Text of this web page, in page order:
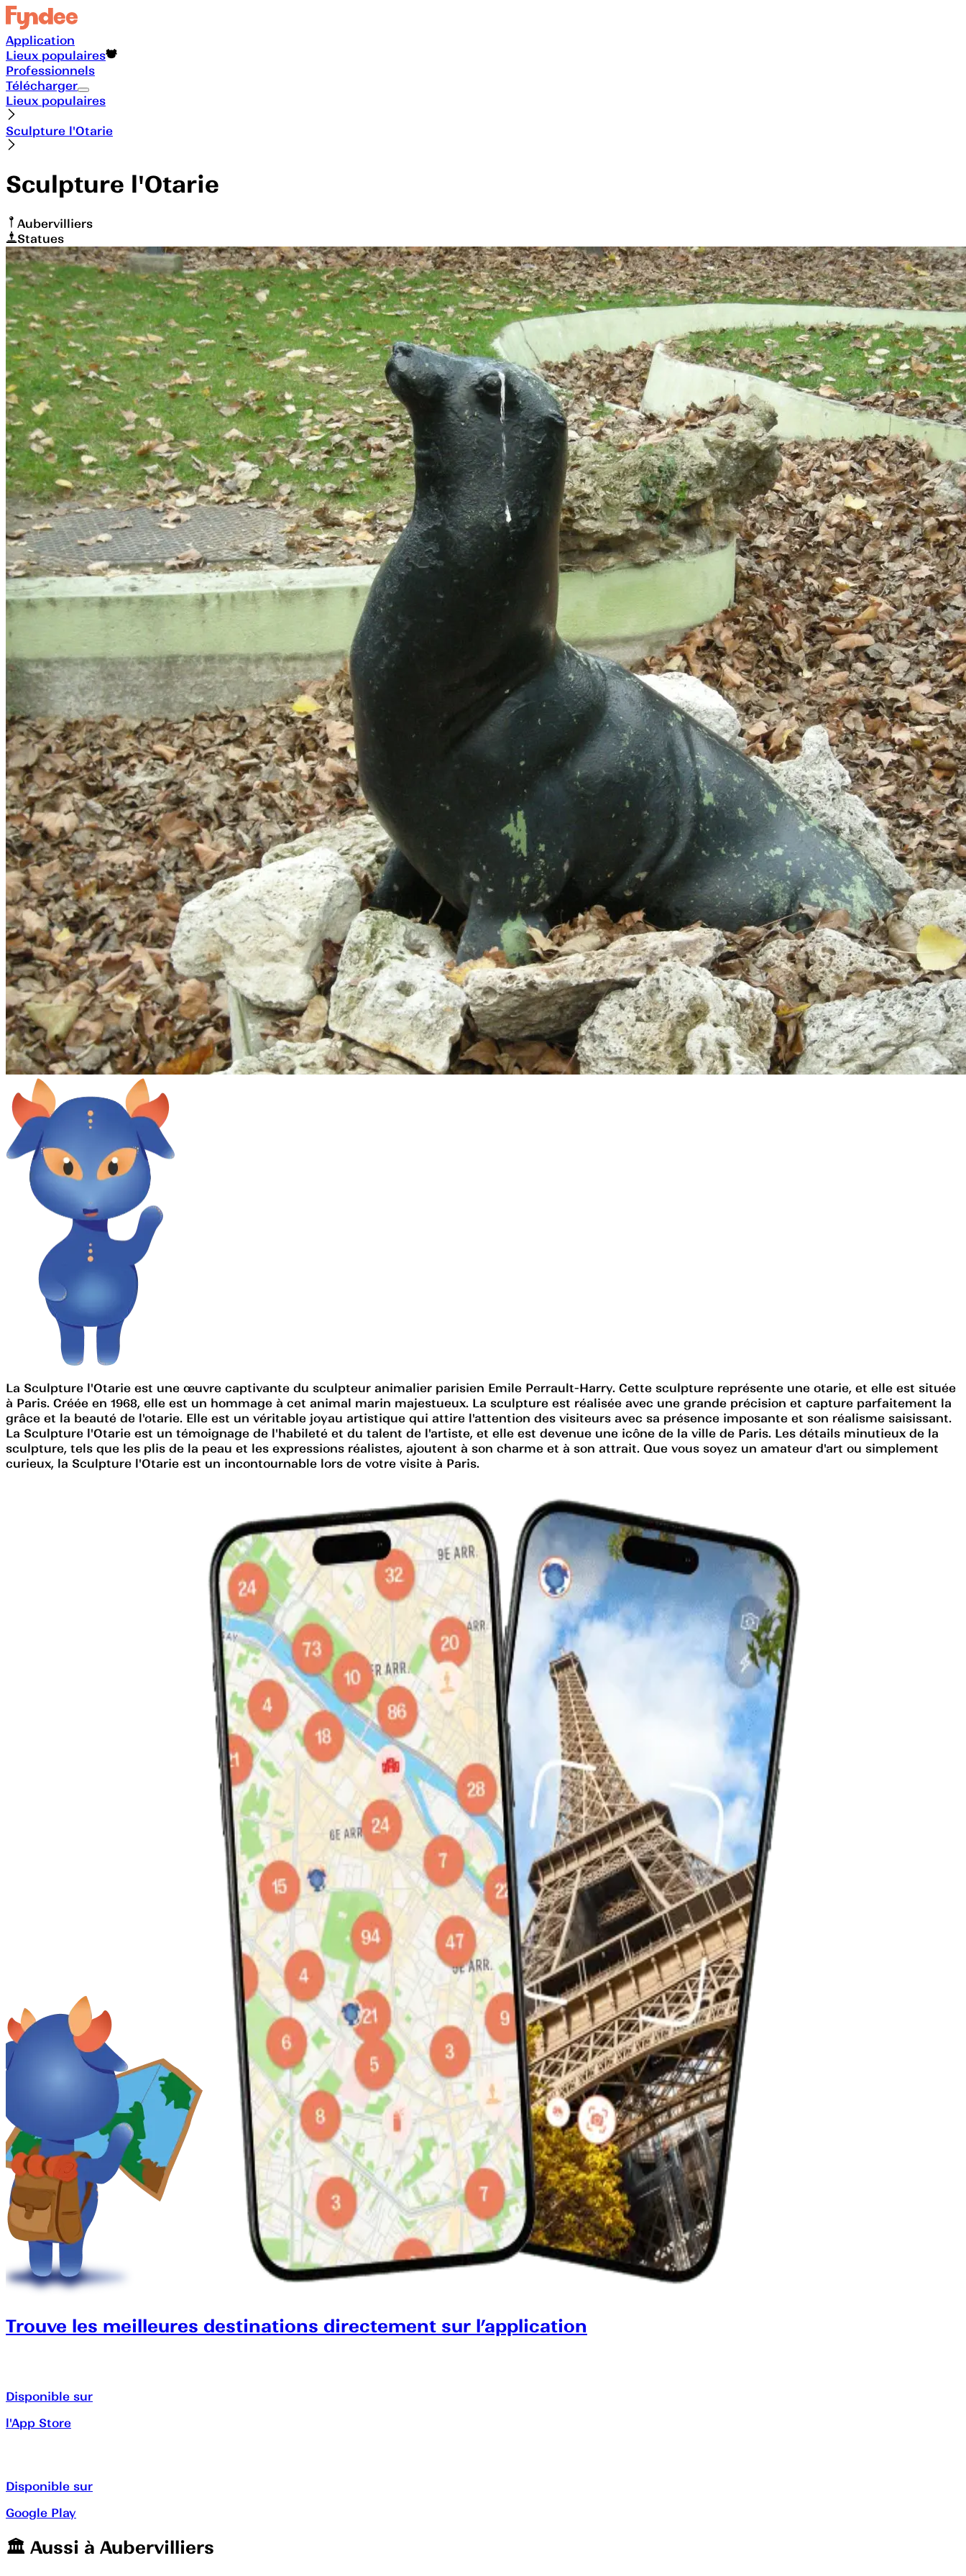
Application
Lieux populaires
Professionnels
Télécharger
Lieux populaires
Sculpture l'Otarie
Sculpture l'Otarie
Aubervilliers
Statues
La Sculpture l'Otarie est une œuvre captivante du sculpteur animalier parisien Emile Perrault-Harry. Cette sculpture représente une otarie, et elle est située
à Paris. Créée en 1968, elle est un hommage à cet animal marin majestueux. La sculpture est réalisée avec une grande précision et capture parfaitement la
grâce et la beauté de l'otarie. Elle est un véritable joyau artistique qui attire l'attention des visiteurs avec sa présence imposante et son réalisme saisissant.
La Sculpture l'Otarie est un témoignage de l'habileté et du talent de l'artiste, et elle est devenue une icône de la ville de Paris. Les détails minutieux de la
sculpture, tels que les plis de la peau et les expressions réalistes, ajoutent à son charme et à son attrait. Que vous soyez un amateur d'art ou simplement
curieux, la Sculpture l'Otarie est un incontournable lors de votre visite à Paris.
Trouve les meilleures destinations directement sur l’application
Disponible sur
l'App Store
Disponible sur
Google Play
🏛️️ Aussi à Aubervilliers